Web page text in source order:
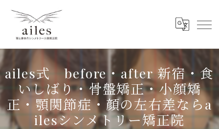
ailes式 before・after 新宿・食
いしばり・骨盤矯正・小顔矯
正・顎関節症・顔の左右差ならa
ilesシンメトリー矯正院